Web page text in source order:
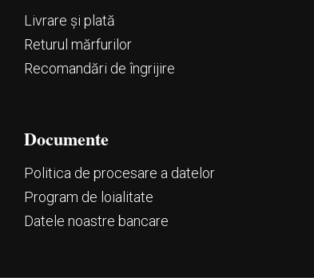
Livrare și plată
Returul mărfurilor
Recomandări de îngrijire
Documente
Politica de procesare a datelor
Program de loialitate
Datele noastre bancare